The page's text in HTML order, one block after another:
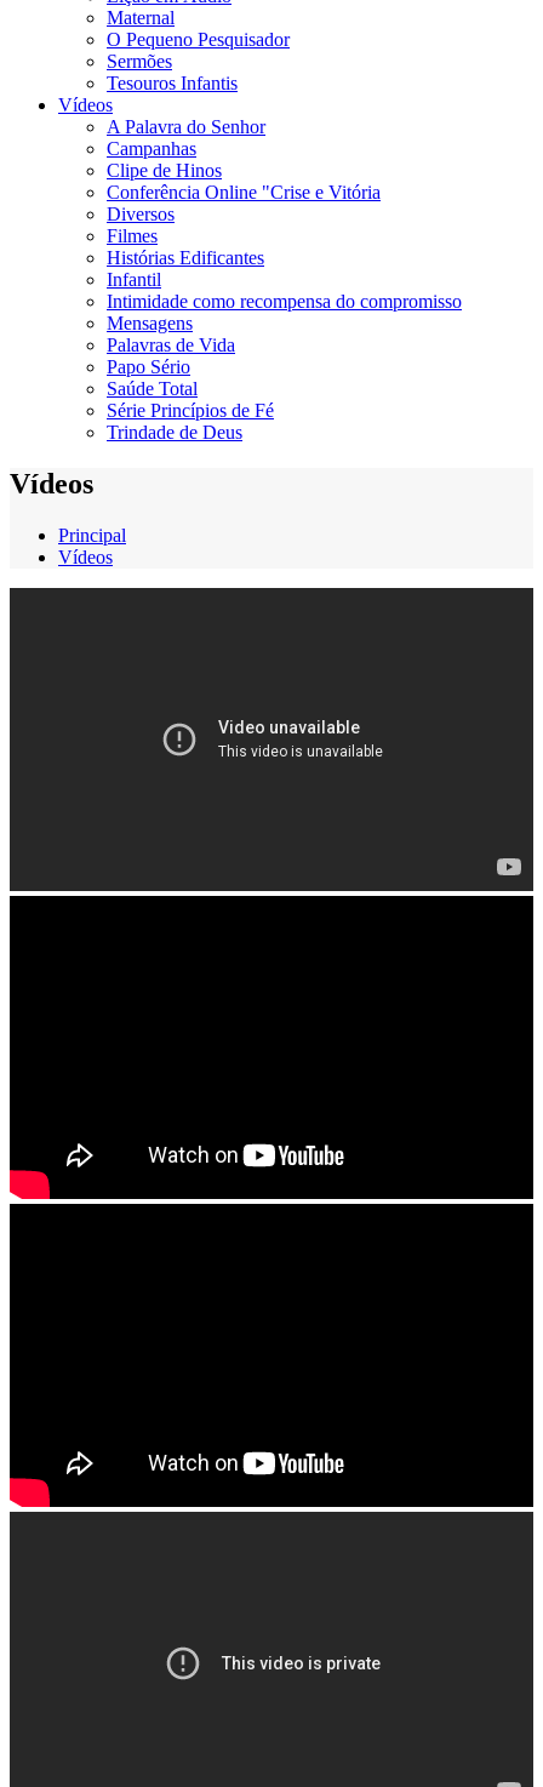
Maternal
O Pequeno Pesquisador
Sermões
Tesouros Infantis
Vídeos
A Palavra do Senhor
Campanhas
Clipe de Hinos
Conferência Online "Crise e Vitória
Diversos
Filmes
Histórias Edificantes
Infantil
Intimidade como recompensa do compromisso
Mensagens
Palavras de Vida
Papo Sério
Saúde Total
Série Princípios de Fé
Trindade de Deus
Vídeos
Principal
Vídeos